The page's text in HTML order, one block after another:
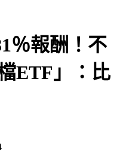
％報酬！不
ETF」：比